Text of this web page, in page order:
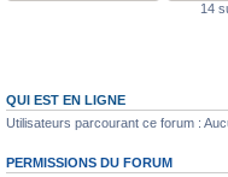
14
QUI EST EN LIGNE
Utilisateurs parcourant ce forum :
PERMISSIONS DU FORUM